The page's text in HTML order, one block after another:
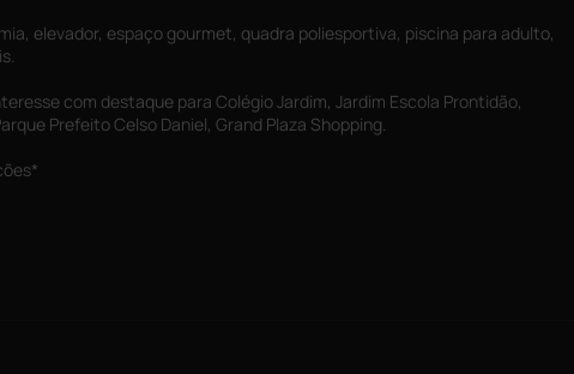
elevador, espaço gourmet, quadra poliesportiva, piscina para adulto,
com destaque para Colégio Jardim, Jardim Escola Prontidão,
Prefeito Celso Daniel, Grand Plaza Shopping.